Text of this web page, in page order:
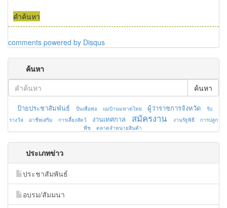
คำค้นหา
comments powered by Disqus
ค้นหา
ค้นหา
ป้ายประชาสัมพันธ์ ปั่นเพื่อพ่อ แม่บ้านมหาดไทย ผู้ว่าราชการจังหวัด
รับ
รางวัล
อาชีพเสริม การเลี้ยงสัตว์ งานเทศกาล สมัครงาน งานรัฐพิธี
การปลูก
พืช
ตลาดจำหน่ายสินค้า
ประเภทข่าว
ประชาสัมพันธ์
อบรม/สัมมนา